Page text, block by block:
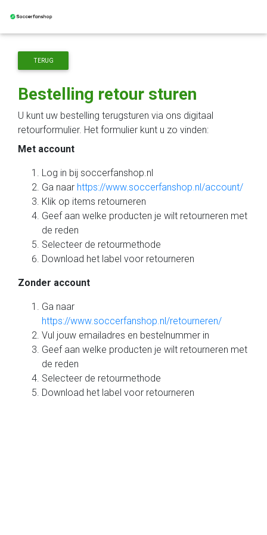
TERUG
Bestelling retour sturen
U kunt uw bestelling terugsturen via ons digitaal
retourformulier. Het formulier kunt u zo vinden:
Met account
Log in bij soccerfanshop.nl
Ga naar https://www.soccerfanshop.nl/account/
Klik op items retourneren
Geef aan welke producten je wilt retourneren met
de reden
Selecteer de retourmethode
Download het label voor retourneren
Zonder account
Ga naar
https://www.soccerfanshop.nl/retourneren/
Vul jouw emailadres en bestelnummer in
Geef aan welke producten je wilt retourneren met
de reden
Selecteer de retourmethode
Download het label voor retourneren